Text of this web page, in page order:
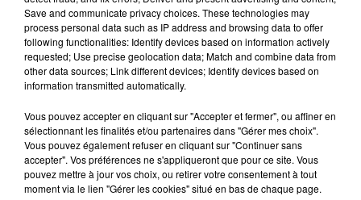
Dans la même série
Thierry du Domaine Wunsch et
Mann à Wettolsheim !
Save and communicate privacy choices. These technologies may
process personal data such as IP address and browsing data to offer
following functionalities: Identify devices based on information actively
requested; Use precise geolocation data; Match and combine data from
other data sources; Link different devices; Identify devices based on
information transmitted automatically.
Vous pouvez accepter en cliquant sur "Accepter et fermer", ou affiner en
sélectionnant les finalités et/ou partenaires dans "Gérer mes choix".
Vous pouvez également refuser en cliquant sur "Continuer sans
accepter". Vos préférences ne s'appliqueront que pour ce site. Vous
pouvez mettre à jour vos choix, ou retirer votre consentement à tout
moment via le lien "Gérer les cookies" situé en bas de chaque page.